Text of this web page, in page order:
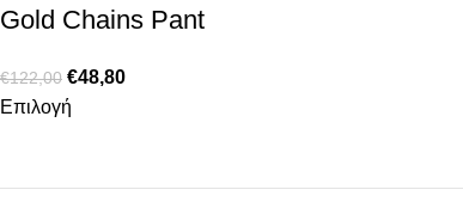
Gold Chains Pant
€122,00 €48,80
Επιλογή